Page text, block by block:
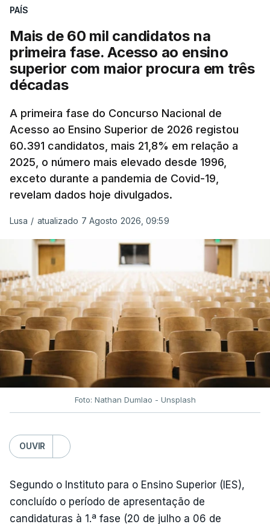
evolução das cotações internacionais do petróleo,
posto de abastecimento, a marca e a localização.
A atualização do desconto do Imposto sobre os
Produtos Petrolíferos (ISP) também poderá
O Governo comprometeu-se a aplicar uma redução
extraordinária e temporária no ISP, sempre que se
verifique um aumento do preço dos combustíveis
superior a 10 cêntimos, para mitigar a escalada de
preços.
Depois de uma subida inicial devido à guerra no
Irão, à tensão geopolítica no Médio Oriente e ao
fecho do estreito de Ormuz, os preços dos
combustíveis desceram durante o cessar-fogo
entre Washington e Teerão.
No entanto, com o retomar do conflito, as últimas
semanas têm sido marcadas por uma subida
acentuada, tendência que deverá ser revertida na
próxima semana.
c/Lusa
PAÍS
Mais de 60 mil candidatos na
primeira fase. Acesso ao ensino
superior com maior procura em três
décadas
A primeira fase do Concurso Nacional de
Acesso ao Ensino Superior de 2026 registou
60.391 candidatos, mais 21,8% em relação a
2025, o número mais elevado desde 1996,
exceto durante a pandemia de Covid-19,
revelam dados hoje divulgados.
Lusa / atualizado 7 Agosto 2026, 09:59
Foto: Nathan Dumlao - Unsplash
OUVIR
Segundo o Instituto para o Ensino Superior (IES),
concluído o período de apresentação de
candidaturas à 1.ª fase (20 de julho a 06 de